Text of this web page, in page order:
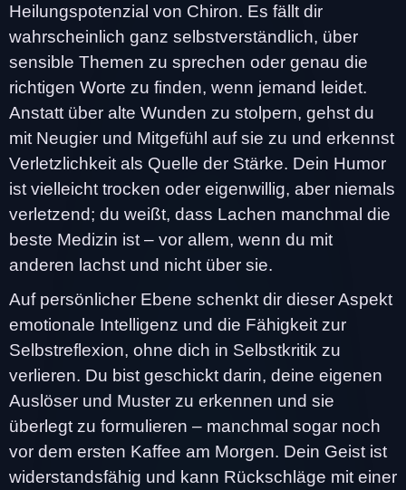
Heilungspotenzial von Chiron. Es fällt dir
wahrscheinlich ganz selbstverständlich, über
sensible Themen zu sprechen oder genau die
richtigen Worte zu finden, wenn jemand leidet.
Anstatt über alte Wunden zu stolpern, gehst du
mit Neugier und Mitgefühl auf sie zu und erkennst
Verletzlichkeit als Quelle der Stärke. Dein Humor
ist vielleicht trocken oder eigenwillig, aber niemals
verletzend; du weißt, dass Lachen manchmal die
beste Medizin ist – vor allem, wenn du mit
anderen lachst und nicht über sie.
Auf persönlicher Ebene schenkt dir dieser Aspekt
emotionale Intelligenz und die Fähigkeit zur
Selbstreflexion, ohne dich in Selbstkritik zu
verlieren. Du bist geschickt darin, deine eigenen
Auslöser und Muster zu erkennen und sie
überlegt zu formulieren – manchmal sogar noch
vor dem ersten Kaffee am Morgen. Dein Geist ist
widerstandsfähig und kann Rückschläge mit einer